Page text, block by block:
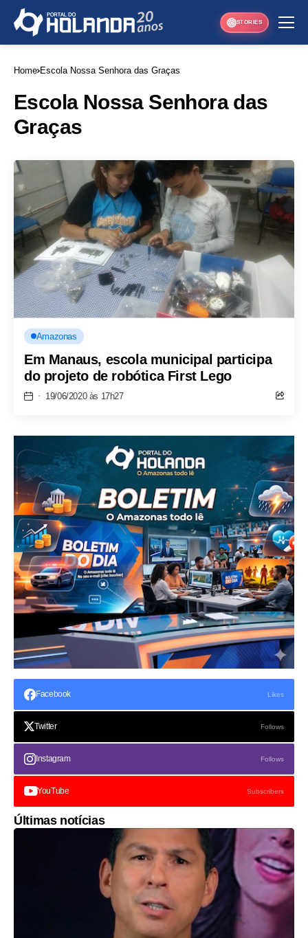
STORIES
Home Escola Nossa Senhora das Graças
Escola Nossa Senhora das
Graças
Amazonas
Em Manaus, escola municipal participa
do projeto de robótica First Lego
19/06/2020 às 17h27
Facebook Likes
Twitter Follows
Instagram Follows
YouTube Subscribers
Últimas notícias